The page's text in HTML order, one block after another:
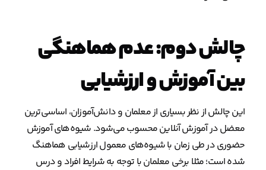
چالش دوم: عدم هماهنگی
بین آموزش و ارزشیابی
این چالش از نظر بسیاری از معلمان و دانش‌آموزان، اساسی‌ترین
معضل در آموزش آنلاین محسوب می‌شود. شیوه‌های آموزش
حضوری در طی زمان با شیوه‌های معمول ارزشیابی هماهنگ
شده است؛ مثلا برخی معلمان با توجه به شرایط افراد و درس